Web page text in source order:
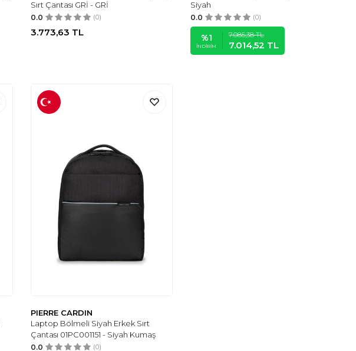
Sırt Çantası GRİ - GRİ
0.0 (0)
3.773,63 TL
Siyah
0.0 (0)
%1
İNDIRIM
7.085,38TL
7.014,52 TL
PIERRE CARDIN
Laptop Bölmeli Siyah Erkek Sırt
Çantası 01PC001151 - Siyah Kumaş
0.0 (0)